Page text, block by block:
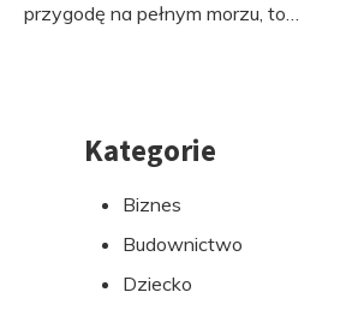
przygodę na pełnym morzu, to…
PrzejdźKategorie
Biznes
Budownictwo
Dziecko